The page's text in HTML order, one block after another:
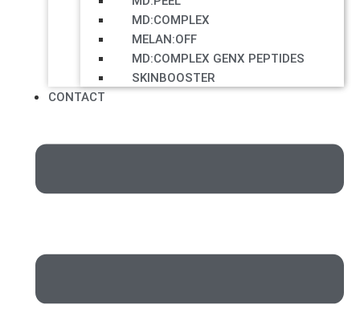
MD:COMPLEX
MELAN:OFF
MD:COMPLEX GENX PEPTIDES
SKINBOOSTER
CONTACT